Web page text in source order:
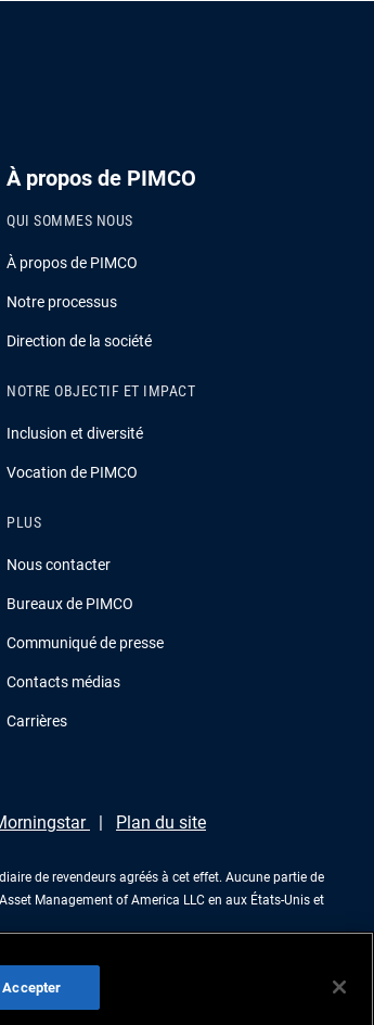
À propos de PIMCO
QUI SOMMES NOUS
À propos de PIMCO
Notre processus
Direction de la société
NOTRE OBJECTIF ET IMPACT
Inclusion et diversité
Vocation de PIMCO
PLUS
Nous contacter
Bureaux de PIMCO
Communiqué de presse
Contacts médias
Carrières
Plan du site
de revendeurs agréés à cet effet. Aucune partie de
Management of America LLC en aux États-Unis et
Accepter